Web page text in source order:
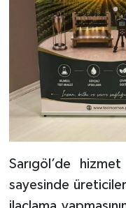
Sarıgöl’de
sayesinde